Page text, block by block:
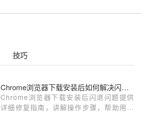
技巧
Chrome浏览器下载安装后如何解决闪退问题
Chrome浏览器下载安装后闪退问题提供
详细修复指南，讲解操作步骤，帮助用户